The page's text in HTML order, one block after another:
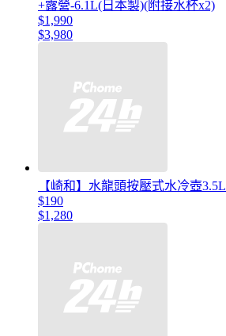
+露營-6.1L(日本製)(附接水杯x2)
$1,990
$3,980
【崎和】水龍頭按壓式水冷壺3.5L
$190
$1,280